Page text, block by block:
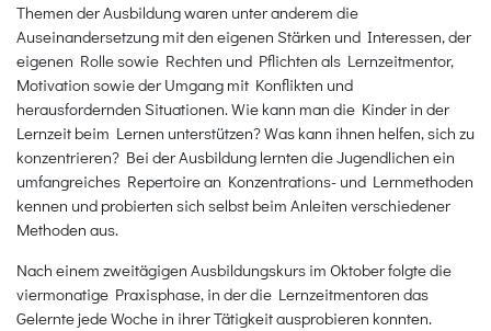
Themen der Ausbildung waren unter anderem die
Auseinandersetzung mit den eigenen Stärken und Interessen, der
eigenen Rolle sowie Rechten und Pflichten als Lernzeitmentor,
Motivation sowie der Umgang mit Konflikten und
herausfordernden Situationen. Wie kann man die Kinder in der
Lernzeit beim Lernen unterstützen? Was kann ihnen helfen, sich zu
konzentrieren? Bei der Ausbildung lernten die Jugendlichen ein
umfangreiches Repertoire an Konzentrations- und Lernmethoden
kennen und probierten sich selbst beim Anleiten verschiedener
Methoden aus.
Nach einem zweitägigen Ausbildungskurs im Oktober folgte die
viermonatige Praxisphase, in der die Lernzeitmentoren das
Gelernte jede Woche in ihrer Tätigkeit ausprobieren konnten.